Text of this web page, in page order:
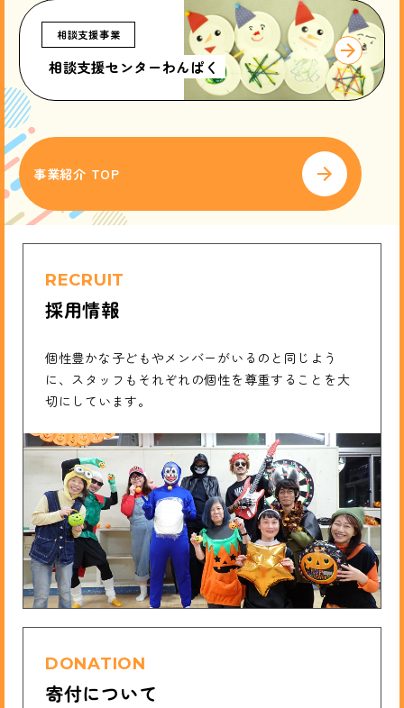
相談支援事業
相談支援センターわんぱく
事業紹介 TOP
RECRUIT
採用情報
個性豊かな子どもやメンバーがいるのと同じよう
に、スタッフもそれぞれの個性を尊重することを大
切にしています。
DONATION
寄付について